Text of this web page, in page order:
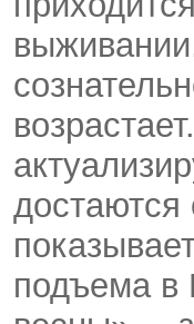
достаются
подъема в